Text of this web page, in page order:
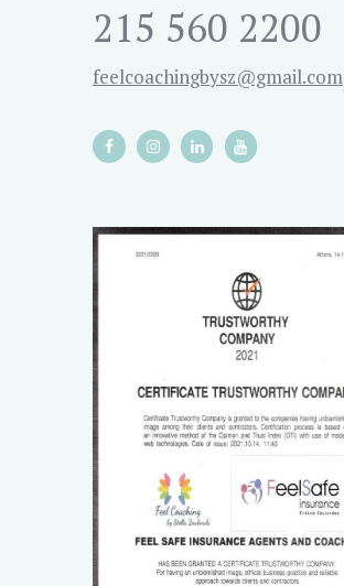
215 560 2200
feelcoachingbysz@gmail.com